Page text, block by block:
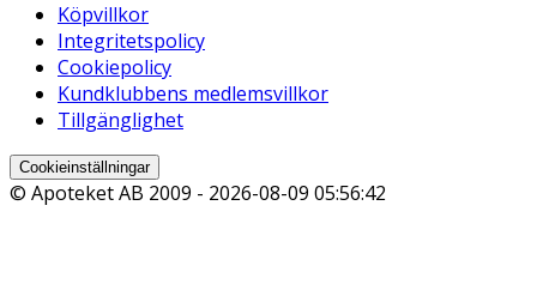
Köpvillkor
Integritetspolicy
Cookiepolicy
Kundklubbens medlemsvillkor
Tillgänglighet
Cookieinställningar
© Apoteket AB 2009 - 2026-08-09 05:56:42